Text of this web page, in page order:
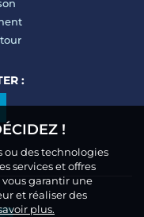
:
!
ou des technologies
services et offres
vous garantir une
et réaliser des
plus.